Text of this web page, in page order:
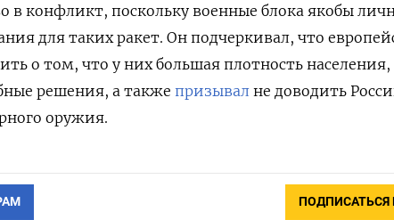
в конфликт, поскольку военные блока якобы
для таких ракет. Он подчеркивал, что
о том, что у них большая плотность населения,
решения, а также призывал не доводить
оружия.
ПОДПИСАТЬСЯ